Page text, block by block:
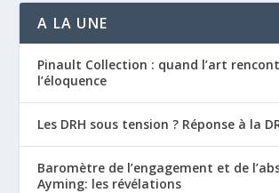
A LA UNE
Pinault Collection : quand l’art
l’éloquence
Les DRH sous tension ? Réponse à la
Baromètre de l’engagement et de
Ayming: les révélations